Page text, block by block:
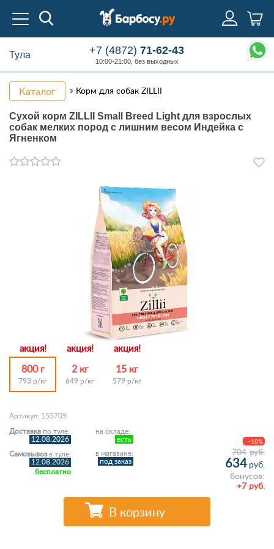
Тула +7 (4872)71-62-43
10:00-21:00, без выходных
Каталог Корм для собак ZILLII
Сухой корм ZILLII Small Breed Light для взрослых
собак мелких пород с лишним весом Индейка с
Ягненком
акция!
800 г
793 р/кг
акция!
2 кг
649 р/кг
акция!
15 кг
579 р/кг
Артикул: 155709
на складе:
есть
в магазине:
под заказ
Доставка по туле:
12.08.2026
Самовывозв туле:
12.08.2026
бесплатно
-10%
704 руб.
634 руб.
бонусов:
+7 руб.
В корзину